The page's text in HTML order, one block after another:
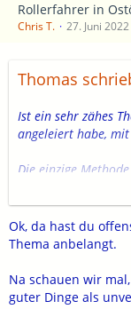
Rollerfahrer in
Chris T. 27. Juni 2022
Thomas
Ist ein sehr zähes
angeleiert habe,
Die einzige
einem Zeitpunkt
kann dann
Möglichkeiten gibt's
Fantasielosigkeit die
Wenn man Pech
stoßen auch noch
Ok, da hast du
Thema anbelangt.
Na schauen wir
guter Dinge als